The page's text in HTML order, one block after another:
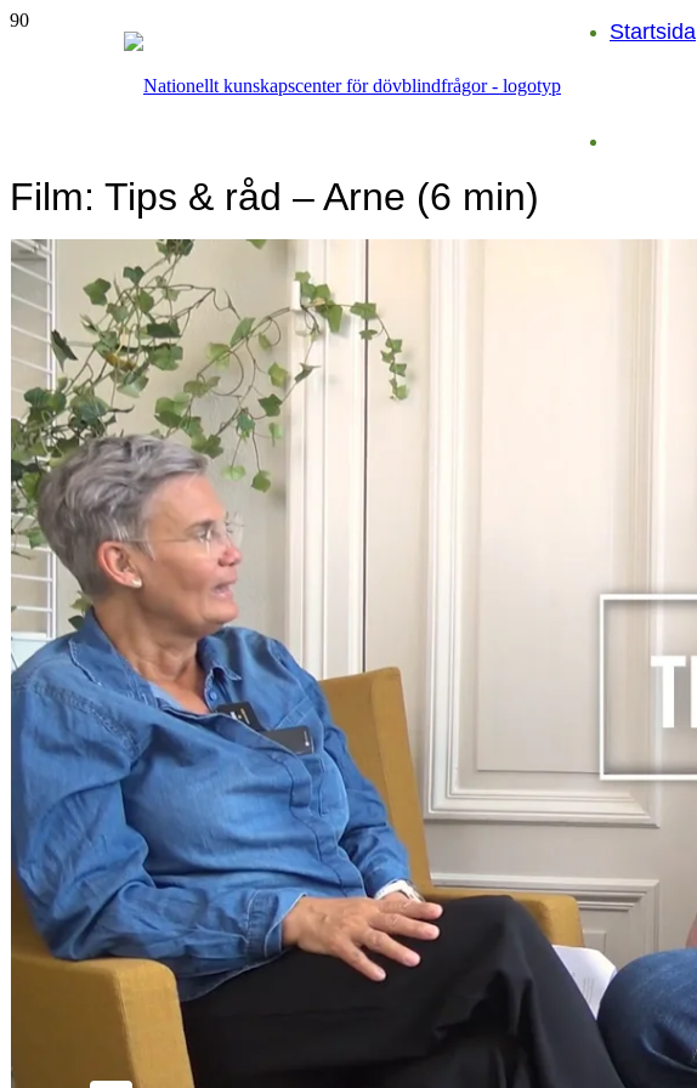
Startsida
Film: Tips & råd – Arne (6 min)